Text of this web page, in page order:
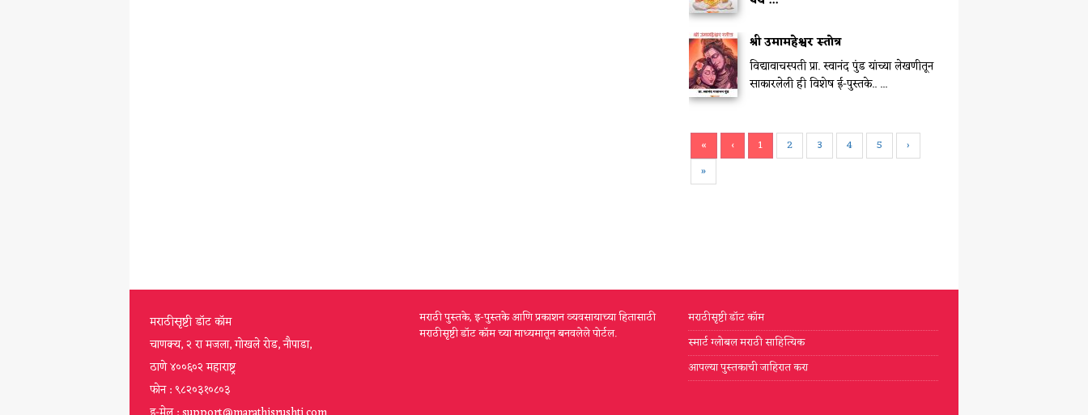
श्री उमामहेश्वर स्तोत्र
विद्यावाचस्पती प्रा. स्वानंद पुंड यांच्या लेखणीतून
साकारलेली ही विशेष ई-पुस्तके.. ...
« ‹ 1 2 3 4 5
›
»
मराठीसृष्टी डॉट कॉम
चाणक्य, २ रा मजला, गोखले रोड, नौपाडा,
ठाणे ४००६०२ महाराष्ट्र
फोन : ९८२०३१०८०३
मराठी पुस्तके, इ-पुस्तके आणि प्रकाशन व्यवसायाच्या हितासाठी
मराठीसृष्टी डॉट कॉम च्या माध्यमातून बनवलेले पोर्टल.
मराठीसृष्टी डॉट कॉम
स्मार्ट ग्लोबल मराठी साहित्यिक
आपल्या पुस्तकाची जाहिरात करा